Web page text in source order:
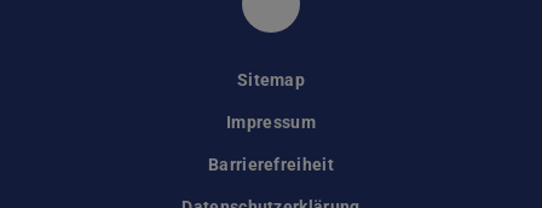
Instagramkanal des
Sitemap
Impressum
Barrierefreiheit